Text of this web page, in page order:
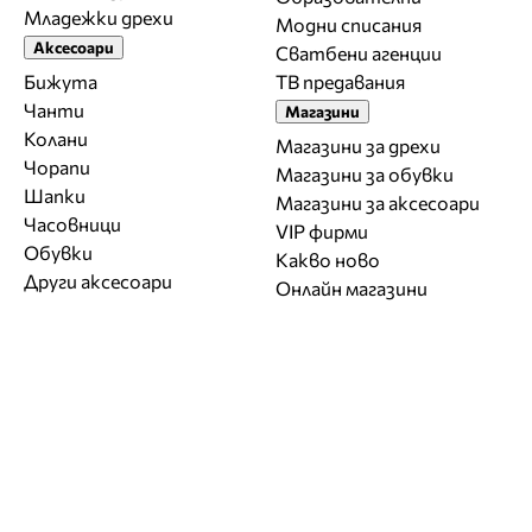
Младежки дрехи
Аксесоари
Бижута
Чанти
Колани
Чорапи
Шапки
Часовници
Обувки
Други аксесоари
Модни списания
Сватбени агенции
ТВ предавания
Магазини
Магазини за дрехи
Магазини за обувки
Магазини за aксесоари
VIP фирми
Какво ново
Онлайн магазини